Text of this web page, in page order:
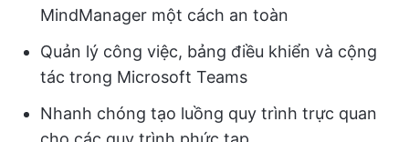
MindManager một cách an toàn
Quản lý công việc, bảng điều khiển và cộng
tác trong Microsoft Teams
Nhanh chóng tạo luồng quy trình trực quan